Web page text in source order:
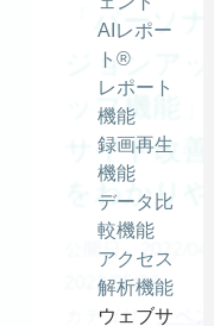
AIレポー
ト®
レポート
機能
録画再生
機能
データ比
較機能
アクセス
解析機能
ウェブサ
「パーソ
ジョンア
ップ機能
サイト改
をわかり
公開日：2022/
2022/05/02
カテゴリ -イベン